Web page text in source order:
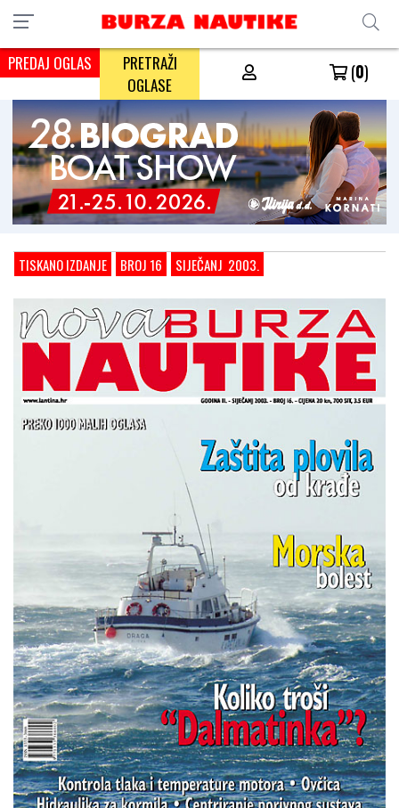
PREDAJ OGLAS
PRETRAŽI
OGLASE
(0)
TISKANO IZDANJE BROJ 16 SIJEČANJ 2003.